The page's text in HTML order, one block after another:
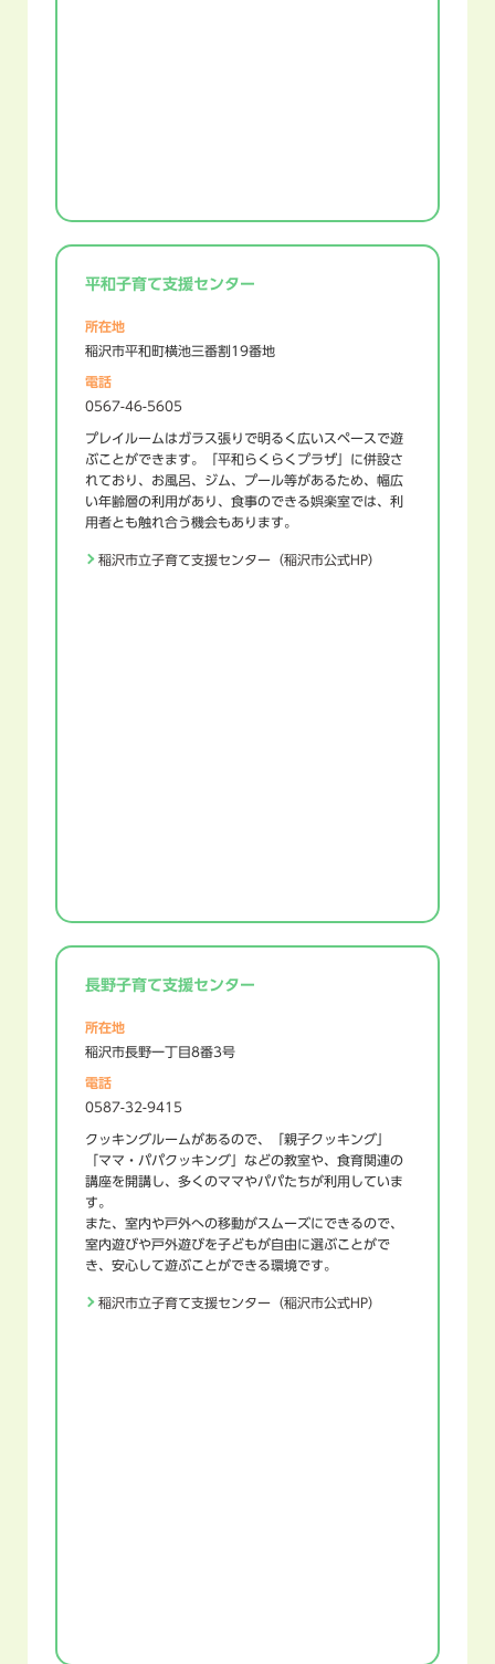
平和子育て支援センター
所在地
稲沢市平和町横池三番割19番地
電話
0567-46-5605
プレイルームはガラス張りで明るく広いスペースで遊
ぶことができます。「平和らくらくプラザ」に併設さ
れており、お風呂、ジム、プール等があるため、幅広
い年齢層の利用があり、食事のできる娯楽室では、利
用者とも触れ合う機会もあります。
稲沢市立子育て支援センター（稲沢市公式HP）
長野子育て支援センター
所在地
稲沢市長野一丁目8番3号
電話
0587-32-9415
クッキングルームがあるので、「親子クッキング」
「ママ・パパクッキング」などの教室や、食育関連の
講座を開講し、多くのママやパパたちが利用していま
す。
また、室内や戸外への移動がスムーズにできるので、
室内遊びや戸外遊びを子どもが自由に選ぶことがで
き、安心して遊ぶことができる環境です。
稲沢市立子育て支援センター（稲沢市公式HP）